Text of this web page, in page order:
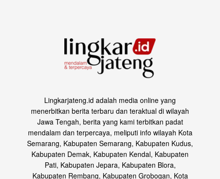
Lingkarjateng.id adalah media online yang
menerbitkan berita terbaru dan teraktual di wilayah
Jawa Tengah, berita yang kami terbitkan padat
mendalam dan terpercaya, meliputi info wilayah Kota
Semarang, Kabupaten Semarang, Kabupaten Kudus,
Kabupaten Demak, Kabupaten Kendal, Kabupaten
Pati, Kabupaten Jepara, Kabupaten Blora,
Kabupaten Rembang, Kabupaten Grobogan, Kota